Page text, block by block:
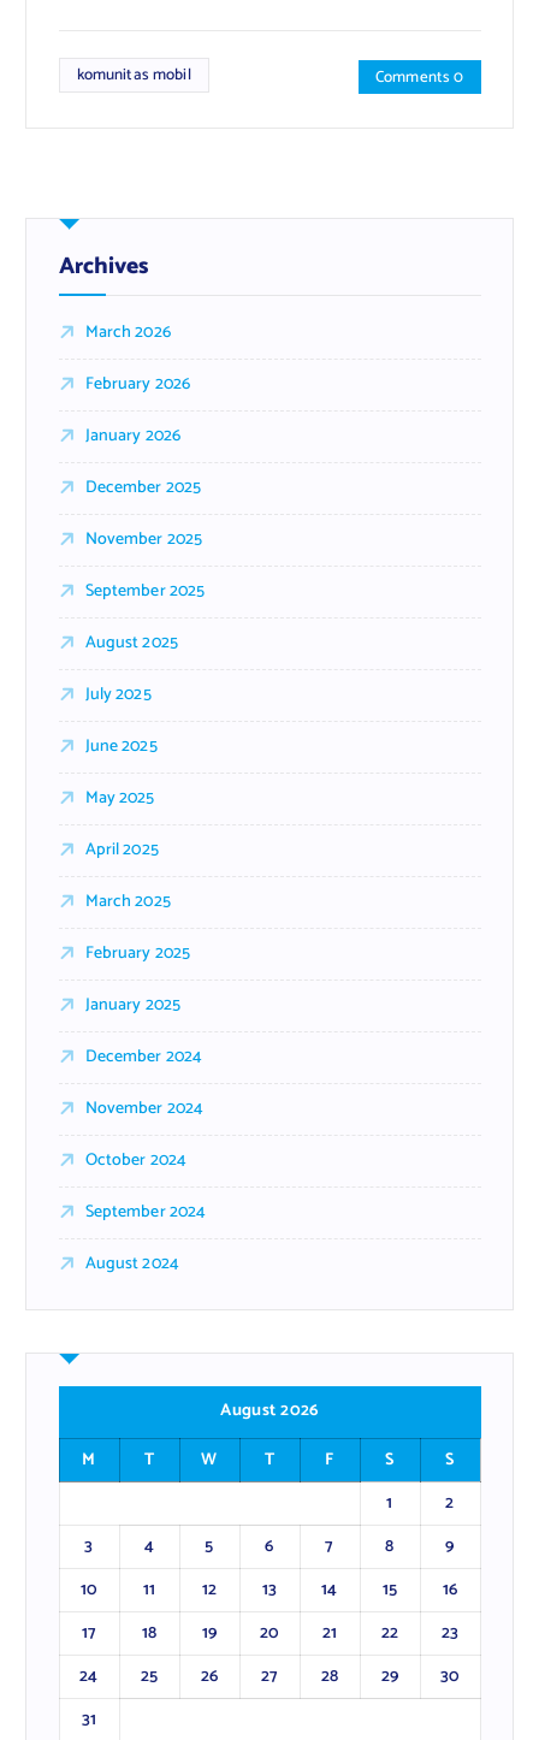
komunitas mobil Comments 0
Archives
March 2026
February 2026
January 2026
December 2025
November 2025
September 2025
August 2025
July 2025
June 2025
May 2025
April 2025
March 2025
February 2025
January 2025
December 2024
November 2024
October 2024
September 2024
August 2024
August 2026
M
T W T F S
S
1
2
3
4 5 6 7 8
9
10
11 12 13 14 15
16
17
18 19 20 21 22
23
24
25 26 27 28 29
30
31